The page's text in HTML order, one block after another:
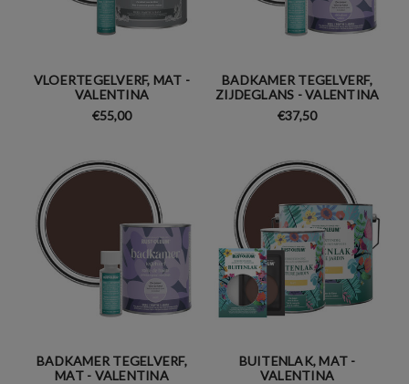
VLOERTEGELVERF, MAT -
VALENTINA
€55,00
BADKAMER TEGELVERF,
ZIJDEGLANS - VALENTINA
€37,50
BADKAMER TEGELVERF,
MAT - VALENTINA
BUITENLAK, MAT -
VALENTINA